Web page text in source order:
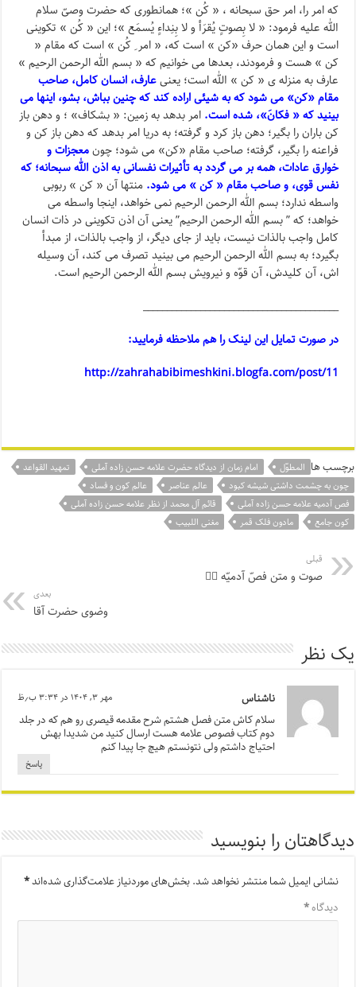
که امر را، امر حق سبحانه ، « کُن »؛ همانطوری که حضرت وصیّ سلام
الله علیه فرمود: « لا بِصوتٍ یُقرَأ و لا بِنِداءٍ یُسمَع »؛ این « کُن » تکوینی
است و این همان حرف «کن » است که، « امر ِ کُن » است که مقام «
کن » هست و فرمودند، بعدها می خوانیم که « بسم الله الرحمن الرحیم »
عارف به منزله ی « کن » الله است؛ یعنیعارف، انسان کامل، صاحب
مقام «کن» می شود که به شیئی اراده کند که چنین بباش، بشو، اینها می
بینید که « فکانَ»، شده است. امر بدهد به زمین: « بشکاف» ؛ و دهن باز
کن باران را بگیر؛ دهن باز کرد و گرفته؛ به دریا امر بدهد که دهن باز کن و
فراعنه را بگیر، گرفته؛ صاحب مقام «کن» می شود؛ چونمعجزات و
خوارق عادات، همه بر می گردد به تأثیرات نفسانی به اذن الله سبحانه؛ که
نفس قوی، و صاحب مقام « کن » می شود. منتها آن « کن » ربوبی
واسطه ندارد؛ بسم الله الرحمن الرحیم نمی خواهد، اینجا واسطه می
خواهد؛ که ” بسم الله الرحمن الرحیم” یعنی آن اذن تکوینی در ذات انسان
کامل واجب بالذات نیست، باید از جای دیگر، از واجب بالذات، از مبدأ
بگیرد؛ به بسم الله الرحمن الرحیم می بینید تصرف می کند، آن وسیله
اش، آن کلیدش، آن قوّه و نیرویش بسم الله الرحمن الرحیم است.
_________________________________________
در صورت تمایل این لینک را هم ملاحظه فرمایید:
http://zahrahabibimeshkini.blogfa.com/post/11
برچسب ها المطوّل امام زمان از دیدگاه حضرت علامه حسن زاده آملی
تمهید القواعد
چون به چشمت داشتی شیشه کبود
عالم عناصر
عالم کون و فساد
فص آدمیه علامه حسن زاده آملی
قائم آل محمد از نظر علامه حسن زاده آملی
کون جامع
مادون فلک قمر مغنی اللبیب
قبلی
صوت و متن فصّ آدمیّه ۳️⃣
بعدی
وضوی حضرت آقا
یک نظر
ناشناس مهر ۳, ۱۴۰۴ در ۳:۳۴ ب٫ظ
سلام کاش متن فصل هشتم شرح مقدمه قیصری رو هم که در جلد
دوم کتاب فصوص علامه هست ارسال کنید من شدیدا بهش
احتیاج داشتم ولی نتونستم هیچ جا پیدا کنم
پاسخ
دیدگاهتان را بنویسید
نشانی ایمیل شما منتشر نخواهد شد.بخش‌های موردنیاز علامت‌گذاری شده‌اند*
دیدگاه*